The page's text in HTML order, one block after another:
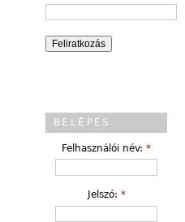
BELÉPÉS
Felhasználói név: *
Jelszó: *